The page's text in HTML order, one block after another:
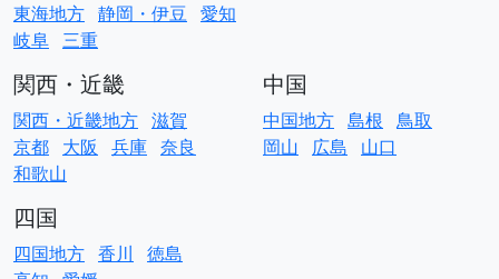
東海地方 静岡・伊豆 愛知
岐阜 三重
関西・近畿
関西・近畿地方 滋賀
京都 大阪 兵庫 奈良
和歌山
中国
中国地方 島根 鳥取
岡山
広島 山口
四国
四国地方 香川
徳島